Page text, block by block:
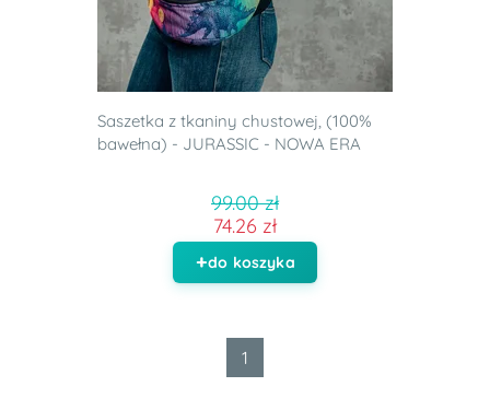
Saszetka z tkaniny chustowej, (100%
bawełna) - JURASSIC - NOWA ERA
99.00 zł
74.26 zł
do koszyka
1